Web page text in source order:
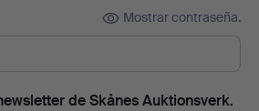
Mostrar contraseña.
de Skånes Auktionsverk.